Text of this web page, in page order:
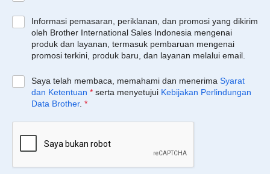
Informasi pemasaran, periklanan, dan promosi yang dikirim
oleh Brother International Sales Indonesia mengenai
produk dan layanan, termasuk pembaruan mengenai
promosi terkini, produk baru, dan layanan melalui email.
Saya telah membaca, memahami dan menerima Syarat
dan Ketentuan * serta menyetujui Kebijakan Perlindungan
Data Brother. *